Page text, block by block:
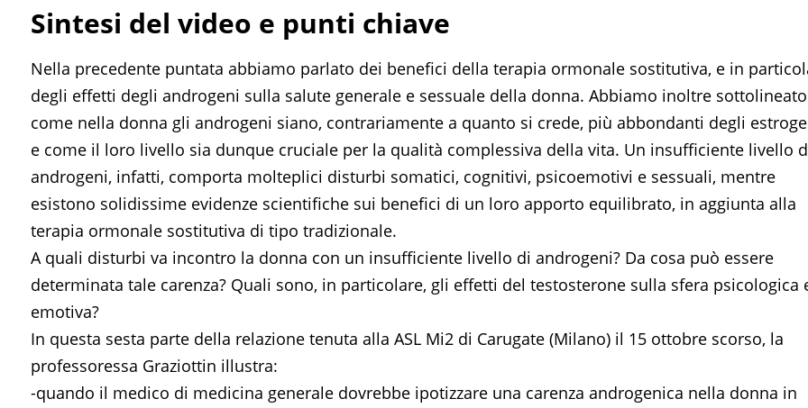
Sintesi del video e punti chiave
Nella precedente puntata abbiamo parlato dei benefici della terapia ormonale sostitutiva, e in
degli effetti degli androgeni sulla salute generale e sessuale della donna. Abbiamo inoltre sottolineato
come nella donna gli androgeni siano, contrariamente a quanto si crede, più abbondanti degli
e come il loro livello sia dunque cruciale per la qualità complessiva della vita. Un insufficiente livello
androgeni, infatti, comporta molteplici disturbi somatici, cognitivi, psicoemotivi e sessuali, mentre
esistono solidissime evidenze scientifiche sui benefici di un loro apporto equilibrato, in aggiunta alla
terapia ormonale sostitutiva di tipo tradizionale.
A quali disturbi va incontro la donna con un insufficiente livello di androgeni? Da cosa può essere
determinata tale carenza? Quali sono, in particolare, gli effetti del testosterone sulla sfera psicologica
emotiva?
In questa sesta parte della relazione tenuta alla ASL Mi2 di Carugate (Milano) il 15 ottobre scorso, la
professoressa Graziottin illustra:
-quando il medico di medicina generale dovrebbe ipotizzare una carenza androgenica nella donna in